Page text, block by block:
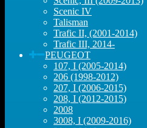
Scenic IV
Talisman
Trafic II, (2001-2014)
Trafic III, 2014-
PEUGEOT
107, I (2005-2014)
206 (1998-2012)
207, I (2006-2015)
208, I (2012-2015)
2008
3008, I (2009-2016)